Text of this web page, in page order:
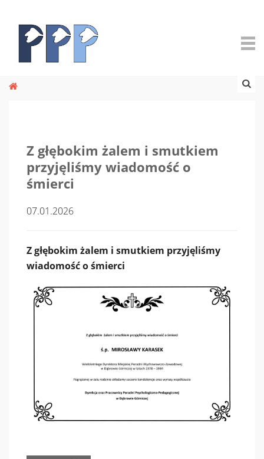
Z głębokim żalem i smutkiem
przyjęliśmy wiadomość o
śmierci
07.01.2026
Z głębokim żalem i smutkiem przyjęliśmy
wiadomość o śmierci